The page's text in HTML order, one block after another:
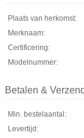
Plaats van herkomst:
Merknaam:
Certificering:
Modelnummer:
Betalen &
Min. bestelaantal:
Levertijd: